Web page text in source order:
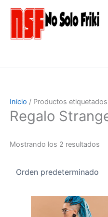
contenido
Inicio / Productos
Regalo
Mostrando los 2 resultados
Rango
de
Este
producto